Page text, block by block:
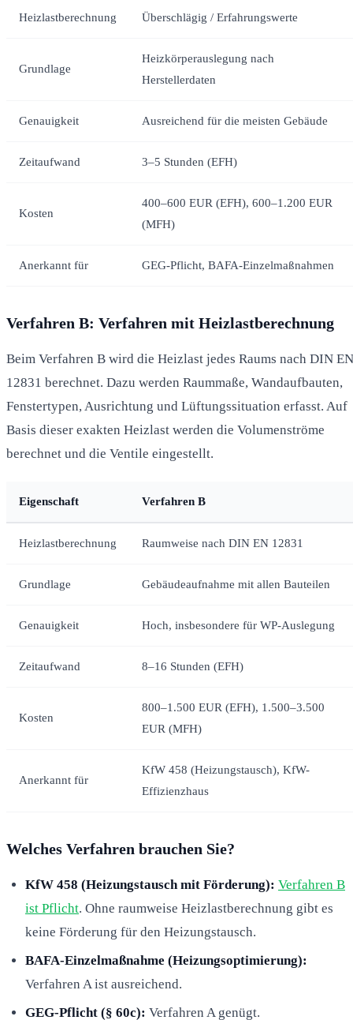
Heizlastberechnung Überschlägig / Erfahrungswerte
Grundlage
Heizkörperauslegung nach
Herstellerdaten
Genauigkeit Ausreichend für die meisten Gebäude
Zeitaufwand 3–5 Stunden (EFH)
Kosten
400–600 EUR (EFH), 600–1.200 EUR
(MFH)
Anerkannt für GEG-Pflicht, BAFA-Einzelmaßnahmen
Verfahren B: Verfahren mit Heizlastberechnung
Beim Verfahren B wird die Heizlast jedes Raums nach DIN EN
12831 berechnet. Dazu werden Raummaße, Wandaufbauten,
Fenstertypen, Ausrichtung und Lüftungssituation erfasst. Auf
Basis dieser exakten Heizlast werden die Volumenströme
berechnet und die Ventile eingestellt.
Eigenschaft Verfahren B
Heizlastberechnung Raumweise nach DIN EN 12831
Grundlage Gebäudeaufnahme mit allen Bauteilen
Genauigkeit Hoch, insbesondere für WP-Auslegung
Zeitaufwand 8–16 Stunden (EFH)
Kosten
800–1.500 EUR (EFH), 1.500–3.500
EUR (MFH)
Anerkannt für
KfW 458 (Heizungstausch), KfW-
Effizienzhaus
Welches Verfahren brauchen Sie?
KfW 458 (Heizungstausch mit Förderung): Verfahren B
ist Pflicht. Ohne raumweise Heizlastberechnung gibt es
keine Förderung für den Heizungstausch.
BAFA-Einzelmaßnahme (Heizungsoptimierung):
Verfahren A ist ausreichend.
GEG-Pflicht (§ 60c): Verfahren A genügt.